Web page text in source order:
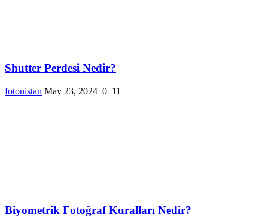
Shutter Perdesi Nedir?
fotonistan May 23, 2024 0 11
Biyometrik Fotoğraf Kuralları Nedir?